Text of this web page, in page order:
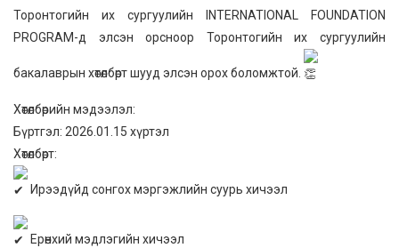
Торонтогийн их сургуулийн INTERNATIONAL FOUNDATION
PROGRAM-д элсэн орсноор Торонтогийн их сургуулийн
бакалаврын хөтөлбөрт шууд элсэн орох боломжтой.
Хөтөлбөрийн мэдээлэл:
Бүртгэл: 2026.01.15 хүртэл
Хөтөлбөрт:
Ирээдүйд сонгох мэргэжлийн суурь хичээл
Ерөнхий мэдлэгийн хичээл